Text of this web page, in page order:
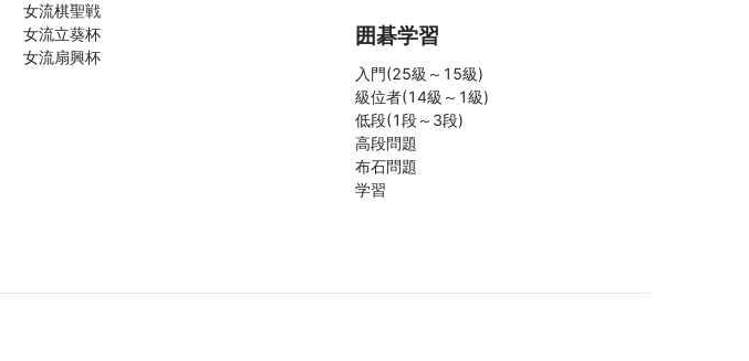
女流棋聖戦
女流立葵杯
女流扇興杯
囲碁学習
入門(25級～15級)
級位者(14級～1級)
低段(1段～3段)
高段問題
布石問題
学習